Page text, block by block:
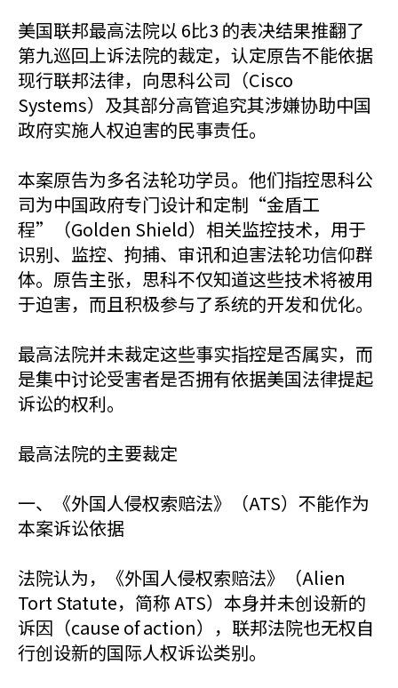
美国联邦最高法院以 6比3 的表决结果推翻了
第九巡回上诉法院的裁定，认定原告不能依据
现行联邦法律，向思科公司（Cisco
Systems）及其部分高管追究其涉嫌协助中国
政府实施人权迫害的民事责任。
本案原告为多名法轮功学员。他们指控思科公
司为中国政府专门设计和定制“金盾工
程”（Golden Shield）相关监控技术，用于
识别、监控、拘捕、审讯和迫害法轮功信仰群
体。原告主张，思科不仅知道这些技术将被用
于迫害，而且积极参与了系统的开发和优化。
最高法院并未裁定这些事实指控是否属实，而
是集中讨论受害者是否拥有依据美国法律提起
诉讼的权利。
最高法院的主要裁定
一、《外国人侵权索赔法》（ATS）不能作为
本案诉讼依据
法院认为，《外国人侵权索赔法》（Alien
Tort Statute，简称 ATS）本身并未创设新的
诉因（cause of action），联邦法院也无权自
行创设新的国际人权诉讼类别。